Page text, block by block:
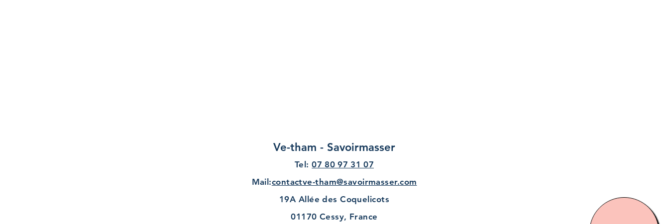
Ve-tham - Savoirmasser
Tel:07 80 97 31 07
Mail:contactve-tham@savoirmasser.com
19A Allée des Coquelicots
01170 Cessy, France